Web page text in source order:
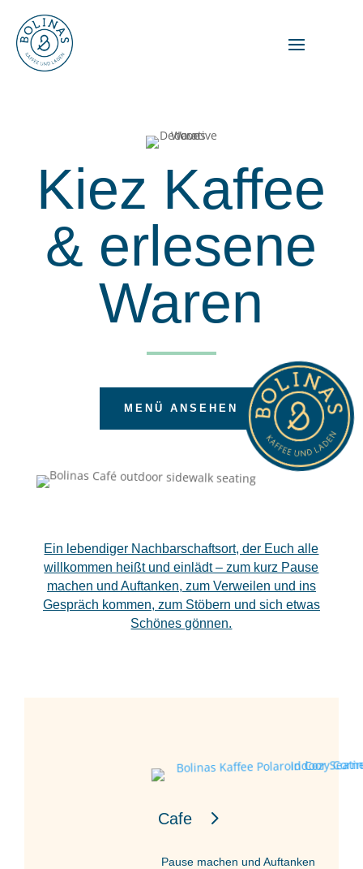
Kiez Kaffee
& erlesene
Waren
MENÜ ANSEHEN
Ein lebendiger Nachbarschaftsort, der Euch alle
willkommen heißt und einlädt – zum kurz Pause
machen und Auftanken, zum Verweilen und ins
Gespräch kommen, zum Stöbern und sich etwas
Schönes gönnen.
Cafe
Pause machen und Auftanken